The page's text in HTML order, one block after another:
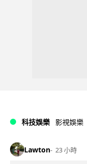
科技娛樂 影視娛樂
Lawton 23 小時